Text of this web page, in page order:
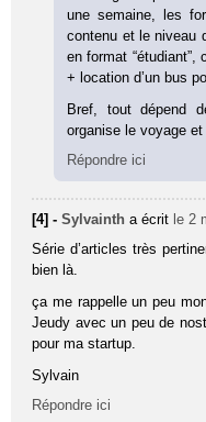
une semaine, les
contenu et le niveau
en format “étudiant”,
+ location d’un bus
Bref, tout dépend
organise le voyage
Répondre ici
[4] -Sylvainth a écrit le 2
Série d’articles très
bien là.
ça me rappelle un peu
Jeudy avec un peu de
pour ma startup.
Sylvain
Répondre ici